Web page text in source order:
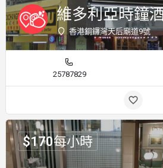
維多利亞時鐘
香港銅鑼灣天后廟道9號
25787829
$170每小時